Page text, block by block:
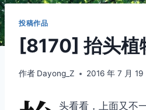
投稿作品
[8170] 抬头植
作者 Dayong_Z 2016 年 7 月 19
头看看，上面又不